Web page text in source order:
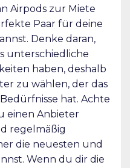
Airpods zur Miete
Paar für deine
Denke daran,
unterschiedliche
haben, deshalb
zu wählen, der das
hat. Achte
einen Anbieter
regelmäßig
die neuesten und
Wenn du dir die